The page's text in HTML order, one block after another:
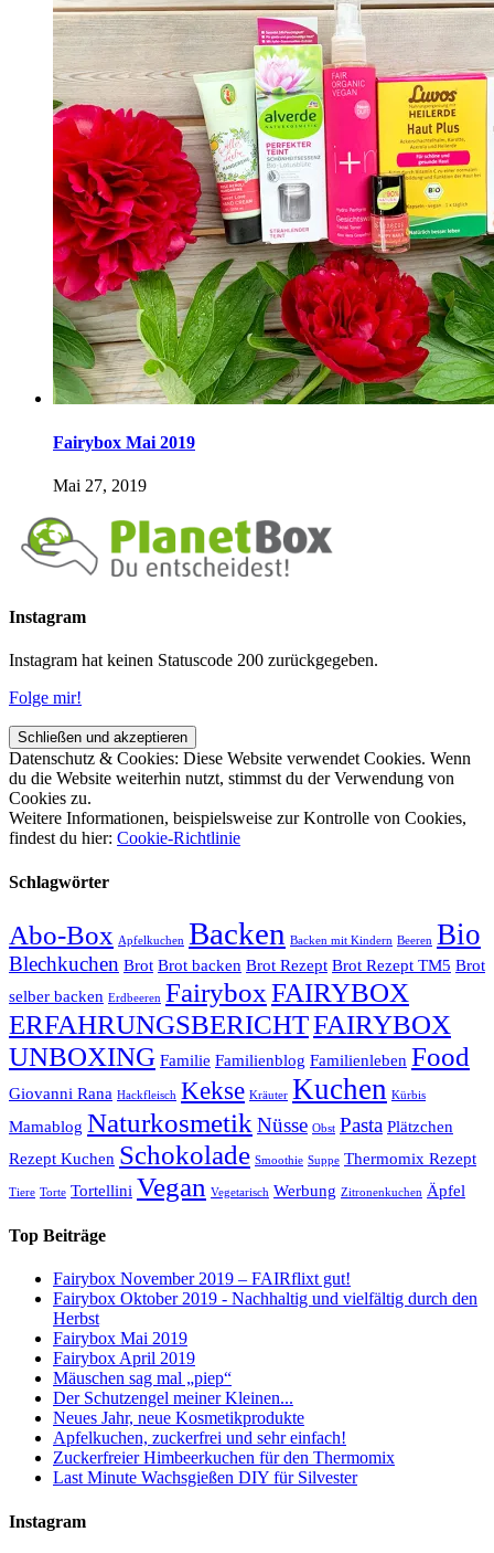
Fairybox Mai 2019
Mai 27, 2019
Instagram
Instagram hat keinen Statuscode 200 zurückgegeben.
Folge mir!
Datenschutz & Cookies: Diese Website verwendet Cookies. Wenn
du die Website weiterhin nutzt, stimmst du der Verwendung von
Cookies zu.
Weitere Informationen, beispielsweise zur Kontrolle von Cookies,
findest du hier: Cookie-Richtlinie
Schlagwörter
Abo-Box Apfelkuchen Backen Backen mit Kindern Beeren Bio
Blechkuchen Brot Brot backen Brot Rezept Brot Rezept TM5 Brot
selber backen Erdbeeren FairyboxFAIRYBOX
ERFAHRUNGSBERICHTFAIRYBOX
UNBOXING Familie Familienblog Familienleben Food
Giovanni Rana Hackfleisch Kekse Kräuter Kuchen Kürbis
Mamablog Naturkosmetik Nüsse Obst Pasta Plätzchen
Rezept Kuchen Schokolade Smoothie Suppe Thermomix Rezept
Tiere Torte Tortellini Vegan Vegetarisch Werbung Zitronenkuchen Äpfel
Top Beiträge
Fairybox November 2019 – FAIRflixt gut!
Fairybox Oktober 2019 - Nachhaltig und vielfältig durch den
Herbst
Fairybox Mai 2019
Fairybox April 2019
Mäuschen sag mal „piep“
Der Schutzengel meiner Kleinen...
Neues Jahr, neue Kosmetikprodukte
Apfelkuchen, zuckerfrei und sehr einfach!
Zuckerfreier Himbeerkuchen für den Thermomix
Last Minute Wachsgießen DIY für Silvester
Instagram